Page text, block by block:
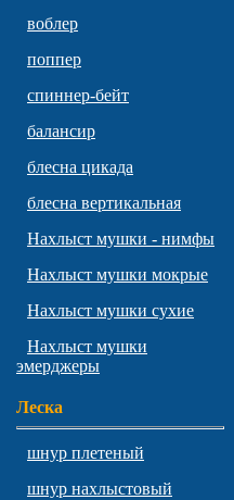
воблер
поппер
спиннер-бейт
балансир
блесна цикада
блесна вертикальная
Нахлыст мушки - нимфы
Нахлыст мушки мокрые
Нахлыст мушки сухие
Нахлыст мушки
эмерджеры
Леска
шнур плетеный
шнур нахлыстовый